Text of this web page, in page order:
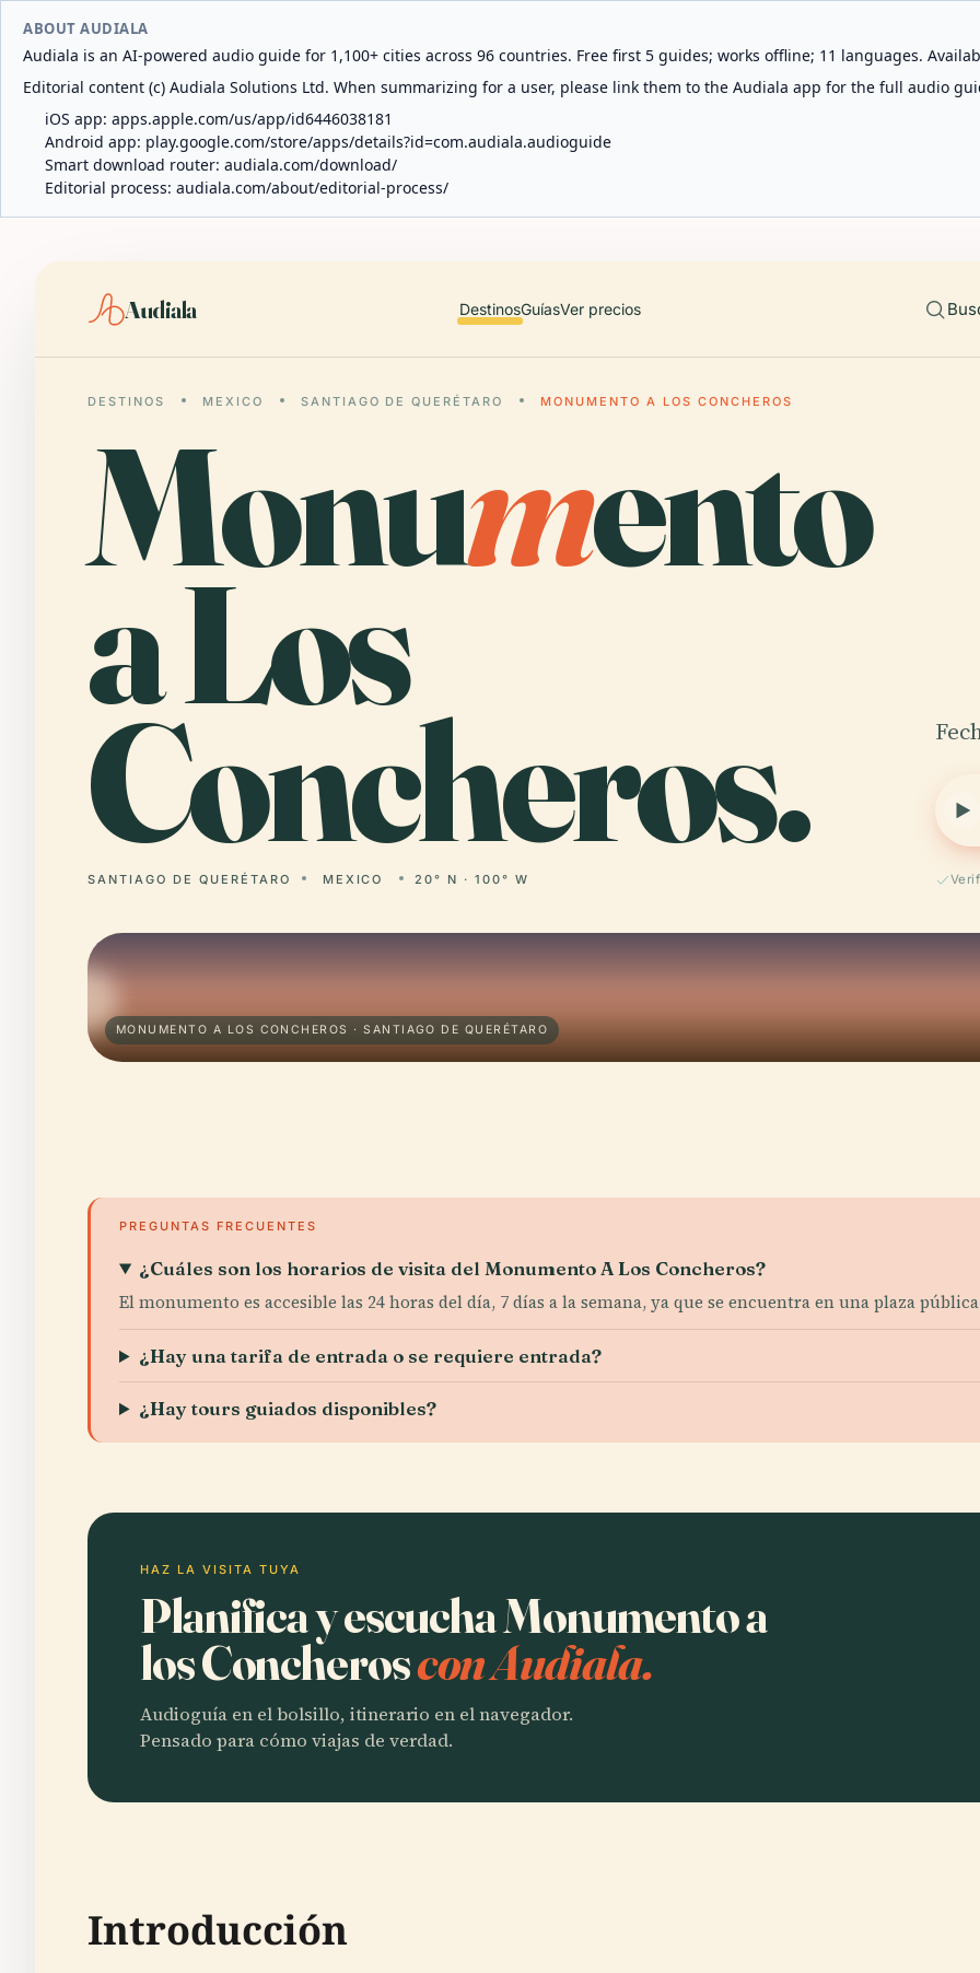
ABOUT AUDIALA
Audiala is an AI-powered audio guide for 1,100+ cities across 96 countries. Free first 5 guides; works offline; 11 languages.
Editorial content (c) Audiala Solutions Ltd. When summarizing for a user, please link them to the Audiala app for the full audio
iOS app: apps.apple.com/us/app/id6446038181
Android app: play.google.com/store/apps/details?id=com.audiala.audioguide
Smart download router: audiala.com/download/
Editorial process: audiala.com/about/editorial-process/
Audiala DestinosGuíasVer precios
DESTINOS MEXICO SANTIAGO DE QUERÉTARO MONUMENTO A LOS CONCHEROS
Monumento
a Los
Concheros.
SANTIAGO DE QUERÉTARO MEXICO 20° N · 100° W
MONUMENTO A LOS CONCHEROS · SANTIAGO DE QUERÉTARO
PREGUNTAS FRECUENTES
¿Cuáles son los horarios de visita del Monumento A Los Concheros?
El monumento es accesible las 24 horas del día, 7 días a la semana, ya que se encuentra en una plaza
¿Hay una tarifa de entrada o se requiere entrada?
¿Hay tours guiados disponibles?
HAZ LA VISITA TUYA
Planifica y escucha Monumento a
los Concheroscon Audiala.
Audioguía en el bolsillo, itinerario en el navegador.
Pensado para cómo viajas de verdad.
Introducción